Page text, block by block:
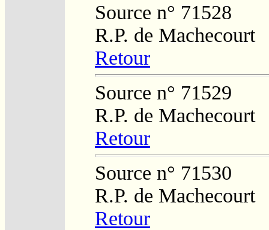
Source n° 71528
R.P. de Machecourt
Retour
Source n° 71529
R.P. de Machecourt
Retour
Source n° 71530
R.P. de Machecourt
Retour